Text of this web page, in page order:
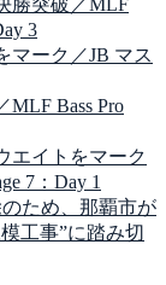
3
マーク／JB マス
Bass Pro
エイトをマーク
7：Day 1
ため、那覇市が
工事”に踏み切